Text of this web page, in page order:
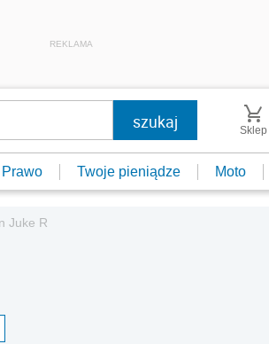
REKLAMA
Sklep
Prawo Twoje pieniądze Moto
Juke R